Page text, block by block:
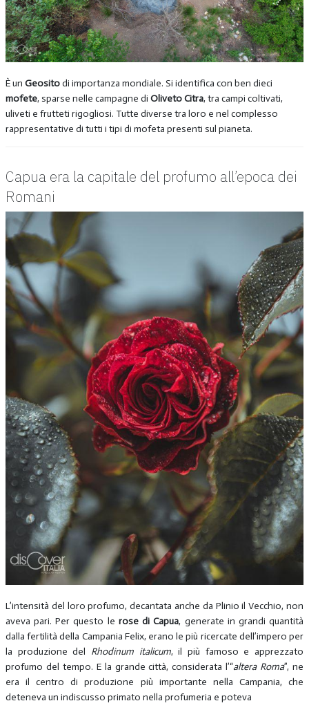
È un Geositodi importanza mondiale. Si identifica con ben dieci
mofete, sparse nelle campagne di Oliveto Citra, tra campi coltivati,
uliveti e frutteti rigogliosi. Tutte diverse tra loro e nel complesso
rappresentative di tutti i tipi di mofeta presenti sul pianeta.
Capua era la capitale del profumo all’epoca dei
Romani
L’intensità del loro profumo, decantata anche da Plinio il Vecchio, non
aveva pari. Per questo le rose di Capua, generate in grandi quantità
dalla fertilità della Campania Felix, erano le più ricercate dell’impero per
la produzione del Rhodinum italicum, il più famoso e apprezzato
profumo del tempo. E la grande città, considerata l’“altera Roma”, ne
era il centro di produzione più importante nella Campania, che
deteneva un indiscusso primato nella profumeria e poteva